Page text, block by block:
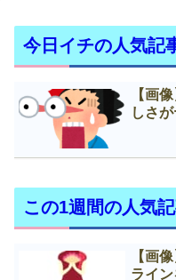
今日イチの人気記
【画
しさ
この1週間の人気
【画
ライ